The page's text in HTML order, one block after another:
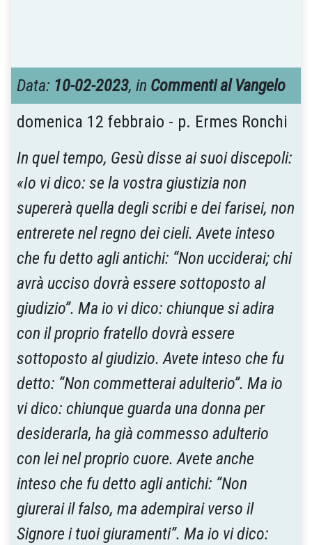
Data: 10-02-2023, in Commenti al Vangelo
domenica 12 febbraio - p. Ermes Ronchi
In quel tempo, Gesù disse ai suoi discepoli:
«Io vi dico: se la vostra giustizia non
supererà quella degli scribi e dei farisei, non
entrerete nel regno dei cieli. Avete inteso
che fu detto agli antichi: “Non ucciderai; chi
avrà ucciso dovrà essere sottoposto al
giudizio”. Ma io vi dico: chiunque si adira
con il proprio fratello dovrà essere
sottoposto al giudizio. Avete inteso che fu
detto: “Non commetterai adulterio”. Ma io
vi dico: chiunque guarda una donna per
desiderarla, ha già commesso adulterio
con lei nel proprio cuore. Avete anche
inteso che fu detto agli antichi: “Non
giurerai il falso, ma adempirai verso il
Signore i tuoi giuramenti”. Ma io vi dico: